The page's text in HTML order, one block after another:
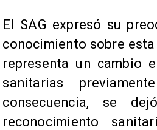
El SAG expresó su
conocimiento sobre
representa un cambio
sanitarias
consecuencia, se
reconocimiento